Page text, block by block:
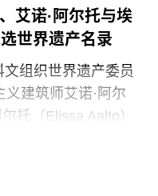
艾诺·阿尔托与埃
世界遗产名录
组织世界遗产委员
建筑师艾诺·阿尔
托（Elissa Aalto）
“阿尔托作品”